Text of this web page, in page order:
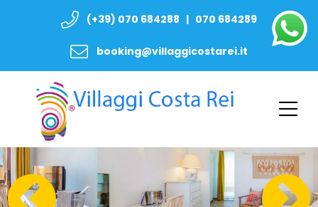
(+39) 070 684288 | 070 684289
booking@villaggicostarei.it